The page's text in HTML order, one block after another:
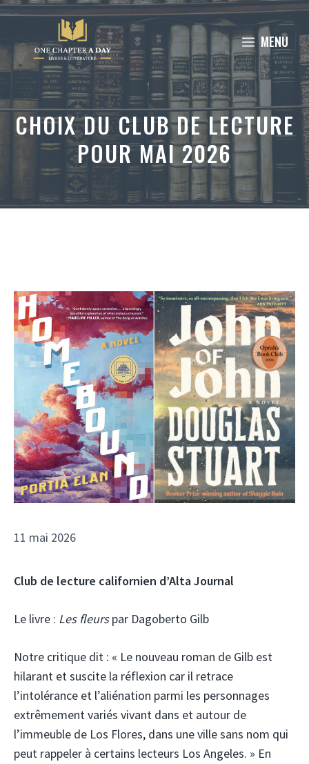
Aller
contenu
MENU
CHOIX DU CLUB DE LECTURE
POUR MAI 2026
11 mai 2026
Club de lecture californien d’Alta Journal
Le livre : Les fleurspar Dagoberto Gilb
Notre critique dit : « Le nouveau roman de Gilb est
hilarant et suscite la réflexion car il retrace
l’intolérance et l’aliénation parmi les personnages
extrêmement variés vivant dans et autour de
l’immeuble de Los Flores, dans une ville sans nom qui
peut rappeler à certains lecteurs Los Angeles. » En